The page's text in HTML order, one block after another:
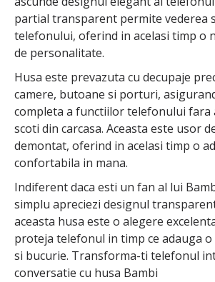
partial transparent permite vederea
telefonului, oferind in acelasi timp o
de personalitate.
Husa este prevazuta cu decupaje
camere, butoane si porturi,
completa a functiilor telefonului fara
scoti din carcasa. Aceasta este usor
demontat, oferind in acelasi timp o
confortabila in mana.
Indiferent daca esti un fan al lui
simplu apreciezi designul
aceasta husa este o alegere
proteja telefonul in timp ce adauga o
si bucurie. Transforma-ti telefonul
conversatie cu husa Bambi